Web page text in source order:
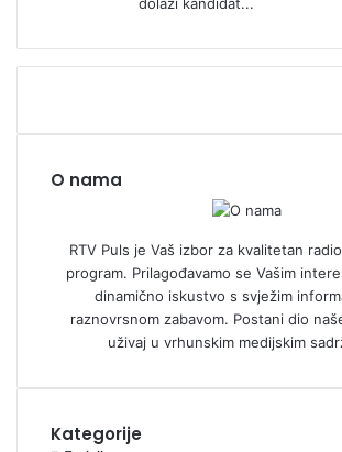
O nama
RTV Puls je Vaš izbor za kvalitetan
program. Prilagođavamo se Vašim
dinamično iskustvo s svježim
raznovrsnom zabavom. Postani dio
uživaj u vrhunskim medijskim
Kategorije